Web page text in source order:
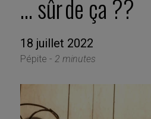
… sûr de ça ??
18 juillet 2022
Pépite - 2 minutes